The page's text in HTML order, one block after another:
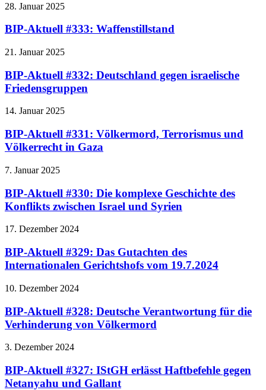
28. Januar 2025
BIP-Aktuell #333: Waffenstillstand
21. Januar 2025
BIP-Aktuell #332: Deutschland gegen israelische
Friedensgruppen
14. Januar 2025
BIP-Aktuell #331: Völkermord, Terrorismus und
Völkerrecht in Gaza
7. Januar 2025
BIP-Aktuell #330: Die komplexe Geschichte des
Konflikts zwischen Israel und Syrien
17. Dezember 2024
BIP-Aktuell #329: Das Gutachten des
Internationalen Gerichtshofs vom 19.7.2024
10. Dezember 2024
BIP-Aktuell #328: Deutsche Verantwortung für die
Verhinderung von Völkermord
3. Dezember 2024
BIP-Aktuell #327: IStGH erlässt Haftbefehle gegen
Netanyahu und Gallant